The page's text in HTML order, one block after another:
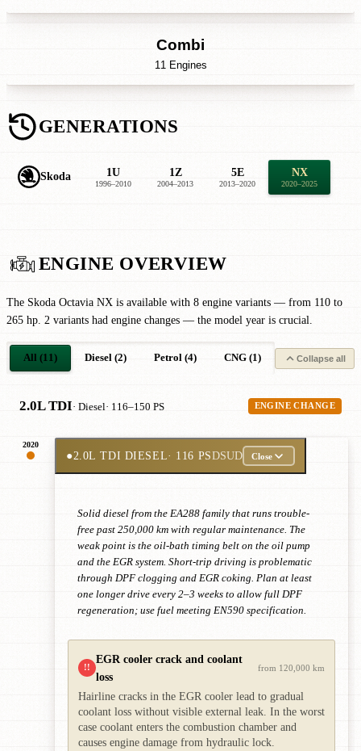
Combi
11 Engines
GENERATIONS
Skoda 1U
1996–2010
1Z
2004–2013
5E
2013–2020
NX
2020–2025
ENGINE OVERVIEW
The Skoda Octavia NX is available with 8 engine variants — from 110 to
265 hp. 2 variants had engine changes — the model year is crucial.
All (11) Diesel (2) Petrol (4) CNG (1) Petrol Mild-
Collapse all
2.0L TDI· Diesel· 116–150 PS ENGINE CHANGE
2020
●2.0L TDI DIESEL· 116 PSDSUD Close
Solid diesel from the EA288 family that runs trouble-
free past 250,000 km with regular maintenance. The
weak point is the oil-bath timing belt on the oil pump
and the EGR system. Short-trip driving is problematic
through DPF clogging and EGR coking. Plan at least
one longer drive every 2–3 weeks to allow full DPF
regeneration; use fuel meeting EN590 specification.
!!
EGR cooler crack and coolant
loss
from 120,000 km
Hairline cracks in the EGR cooler lead to gradual
coolant loss without visible external leak. In the worst
case coolant enters the combustion chamber and
causes engine damage from hydraulic lock.